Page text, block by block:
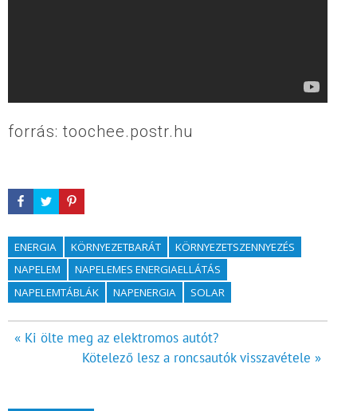
forrás: toochee.postr.hu
ENERGIA KÖRNYEZETBARÁT
KÖRNYEZETSZENNYEZÉS
NAPELEM
NAPELEMES ENERGIAELLÁTÁS
NAPELEMTÁBLÁK
NAPENERGIA SOLAR
Bejegyzés
navigáció
« Ki ölte meg az elektromos autót?
Kötelező lesz a roncsautók visszavétele »